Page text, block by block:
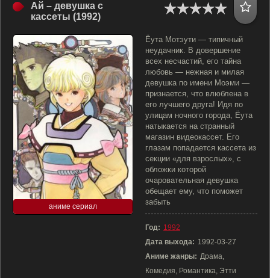
Ай – девушка с
кассеты (1992)
аниме сериал
Ёута Мотэути — типичный
неудачник. В довершение
всех несчастий, его тайна
любовь — нежная и милая
девушка по имени Моэми —
признается, что влюблена в
его лучшего друга! Идя по
улицам ночного города, Ёута
натыкается на странный
магазин видеокассет. Его
глазам попадается кассета из
секции «для взрослых», с
обложки которой
очаровательная девушка
обещает ему, что поможет
забыть
Год: 1992
Дата выхода: 1992-03-27
Аниме жанры: Драма,
Комедия, Романтика, Этти